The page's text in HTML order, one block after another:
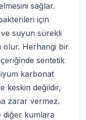
sağlar.
için
suyun sürekli
olur. Herhangi bir
sentetik
karbonat
keskin değildir,
zarar vermez.
diğer kumlara